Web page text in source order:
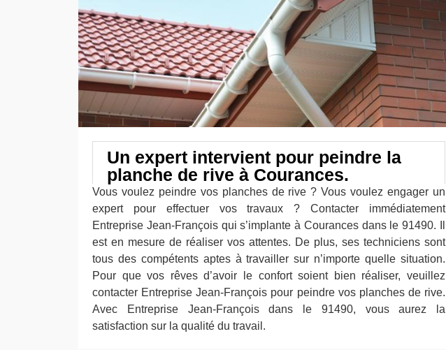
Un expert intervient pour peindre la
planche de rive à Courances.
Vous voulez peindre vos planches de rive ? Vous voulez engager un
expert pour effectuer vos travaux ? Contacter immédiatement
Entreprise Jean-François qui s’implante à Courances dans le 91490. Il
est en mesure de réaliser vos attentes. De plus, ses techniciens sont
tous des compétents aptes à travailler sur n’importe quelle situation.
Pour que vos rêves d’avoir le confort soient bien réaliser, veuillez
contacter Entreprise Jean-François pour peindre vos planches de rive.
Avec Entreprise Jean-François dans le 91490, vous aurez la
satisfaction sur la qualité du travail.